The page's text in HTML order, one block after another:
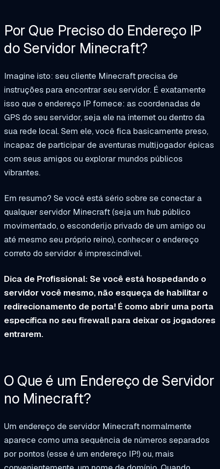
Por Que Preciso do Endereço IP
do Servidor Minecraft?
Imagine isto: seu cliente Minecraft precisa de
instruções para encontrar seu servidor. É exatamente
isso que o endereço IP fornece: as coordenadas de
GPS do seu servidor, seja ele na internet ou dentro da
sua rede local. Sem ele, você fica basicamente preso,
incapaz de participar de aventuras multijogador épicas
com seus amigos ou explorar mundos públicos
vibrantes.
Em resumo? Se você está sério sobre se conectar a
qualquer servidor Minecraft (seja um hub público
movimentado, o esconderijo privado de um amigo ou
até mesmo seu próprio reino), conhecer o endereço
correto do servidor é imprescindível.
Dica de Profissional: Se você está hospedando o
servidor você mesmo, não esqueça de habilitar o
redirecionamento de porta! É como abrir uma porta
específica no seu firewall para deixar os jogadores
entrarem.
O Que é um Endereço de Servidor
no Minecraft?
Um endereço de servidor Minecraft normalmente
aparece como uma sequência de números separados
por pontos (esse é um endereço IP!) ou, mais